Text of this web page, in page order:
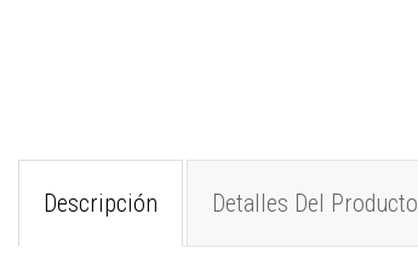
Descripción Detalles Del Producto